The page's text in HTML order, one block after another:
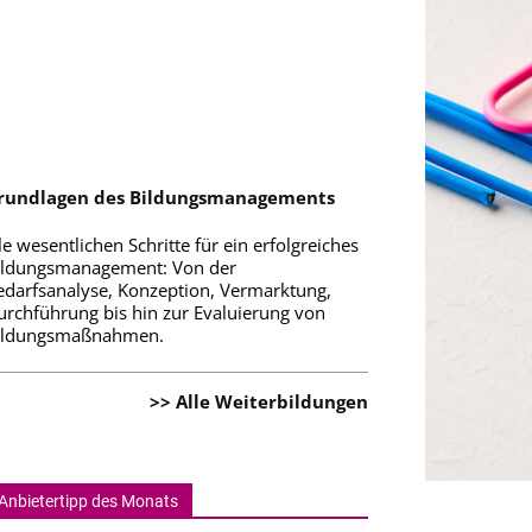
des Bildungsmanagements
wesentlichen Schritte für ein erfolgreiches
Von der
Konzeption, Vermarktung,
bis hin zur Evaluierung von
>> Alle Weiterbildungen
des Monats